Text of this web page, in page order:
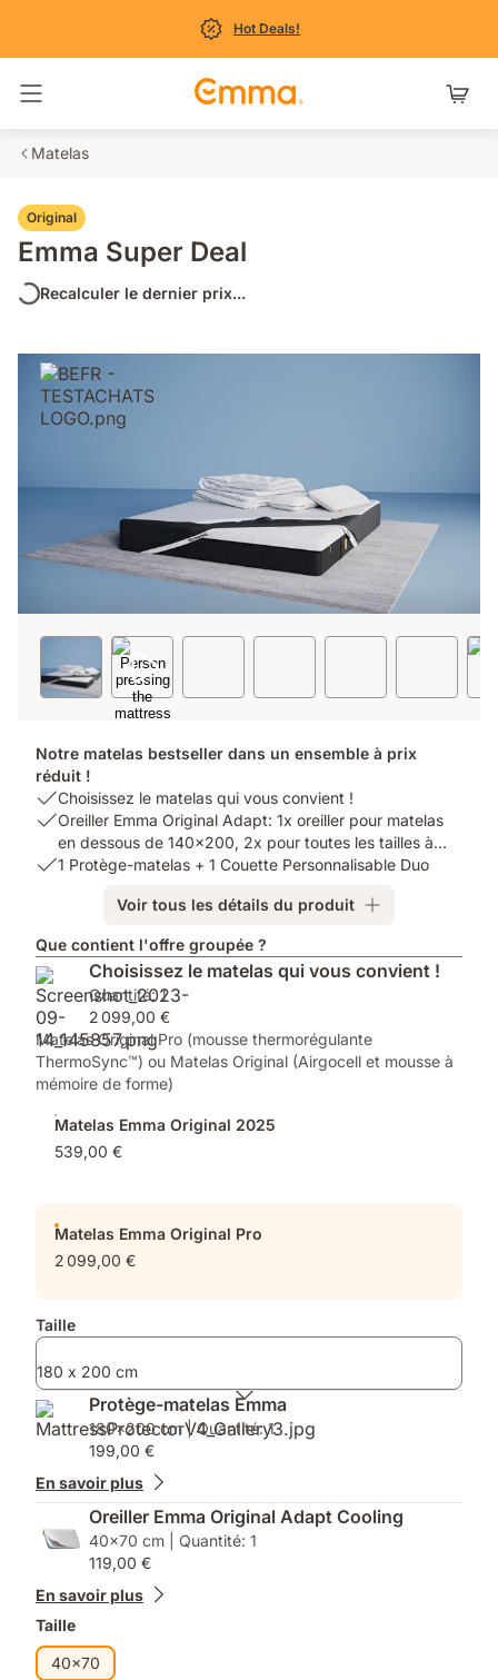
Hot Deals!
Basculer la navigation
Matelas
Original
Emma Super Deal
Recalculer le dernier prix...
Notre matelas bestseller dans un ensemble à prix
réduit !
USP
1:
Choisissez
le
convient
!
Choisissez le matelas qui vous convient !
USP
Oreiller
1x
oreiller
pour
matelas
en
dessous
de
pour
tailles
partir
Oreiller Emma Original Adapt: 1x oreiller pour matelas
en dessous de 140x200, 2x pour toutes les tailles à
partir de 140x200 1
USP
matelas
+
1
Couette
Personnalisable
Duo
1 Protège-matelas + 1 Couette Personnalisable Duo
Voir tous les détails du produit
Que contient l'offre groupée ?
Choisissez le matelas qui vous convient !
Quantité: 1
2 099,00 €
Matelas Original Pro (mousse thermorégulante
ThermoSync™) ou Matelas Original (Airgocell et mousse à
mémoire de forme)
Matelas Emma Original 2025
539,00 €
Matelas Emma Original Pro
2 099,00 €
Taille
180 x 200 cm
Protège-matelas Emma
180x200 cm | Quantité: 1
199,00 €
En savoir plus
Oreiller Emma Original Adapt Cooling
40x70 cm | Quantité: 1
119,00 €
En savoir plus
Taille
40x70